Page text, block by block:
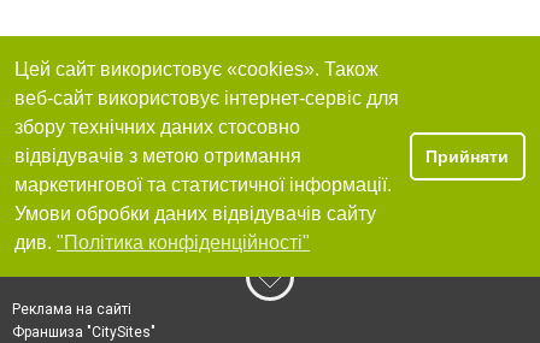
Цей сайт використовує «cookies». Також
веб-сайт використовує інтернет-сервіс для
збору технічних даних стосовно
відвідувачів з метою отримання
маркетингової та статистичної інформації.
Умови обробки даних відвідувачів сайту
див. "Політика конфіденційності"
Прийняти
Реклама на сайті
Франшиза "CitySites"